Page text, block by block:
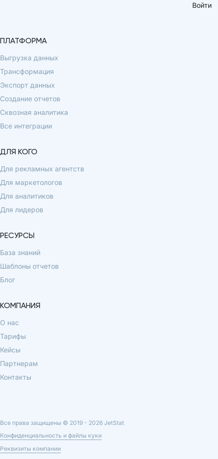
Войти
ПЛАТФОРМА
Выгрузка данных
Трансформация
Экспорт данных
Создание отчетов
Сквозная аналитика
Все интеграции
ДЛЯ КОГО
Для рекламных агентств
Для маркетологов
Для аналитиков
Для лидеров
РЕСУРСЫ
База знаний
Шаблоны отчетов
Блог
КОМПАНИЯ
О нас
Тарифы
Кейсы
Партнерам
Контакты
Все права защищены © 2019 - 2026 JetStat
Конфиденциальность и файлы куки
Реквизиты компании